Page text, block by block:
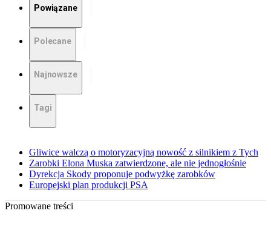
Powiązane
Polecane
Najnowsze
Tagi
Gliwice walczą o motoryzacyjną nowość z silnikiem z Tych
Zarobki Elona Muska zatwierdzone, ale nie jednogłośnie
Dyrekcja Skody proponuje podwyżkę zarobków
Europejski plan produkcji PSA
Promowane treści